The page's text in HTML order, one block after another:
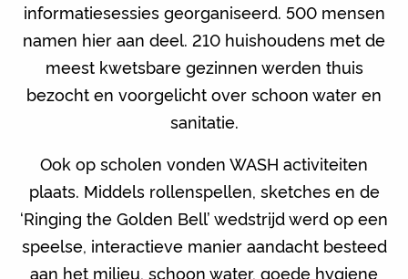
informatiesessies georganiseerd. 500 mensen
namen hier aan deel. 210 huishoudens met de
meest kwetsbare gezinnen werden thuis
bezocht en voorgelicht over schoon water en
sanitatie.
Ook op scholen vonden WASH activiteiten
plaats. Middels rollenspellen, sketches en de
‘Ringing the Golden Bell’ wedstrijd werd op een
speelse, interactieve manier aandacht besteed
aan het milieu, schoon water, goede hygiene